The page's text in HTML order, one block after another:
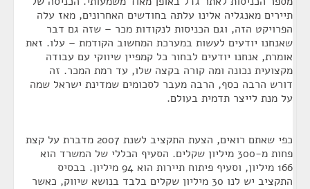
תיירים מאנגליה אלינו עלתה בחודשים האחרונים, מאז עלה
הפרויקט הזה, וגם הכניסות לנקודות מכר – שזה גם דבר
שאנחנו יודעים לעשות במערכת המחשוב הקודמת – עלו. זאת
אומרת, אנחנו יודעים לבחור כל קמפיין שיווקי עם עבודה
מקצועית נכונה ומה קורה בקצה שלו, עד רמת המכר. זה
דורש הרבה כסף, הרבה מעבר לסכומים שמדינת ישראל שמה
על מנת לייצר תדמית בעולם.
כפי שאתם רואים, הצעת התקציב לשנת 2007 מדברת על קצת
פחות מ-300 מיליון שקלים. הסעיף הכללי של המשרד הוא
166 מיליון, וסעיף פיתוח תיירות הוא 94 מיליון. בבסיס
התקציב יש לנו 30 מיליון שקלים בלבד בנושא שיווק, כאשר